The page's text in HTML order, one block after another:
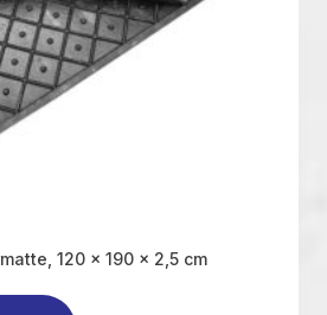
120 x 190 x 2,5 cm